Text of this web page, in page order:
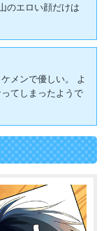
のエロい顔だけは
メンで優しい。 よ
てしまったようで